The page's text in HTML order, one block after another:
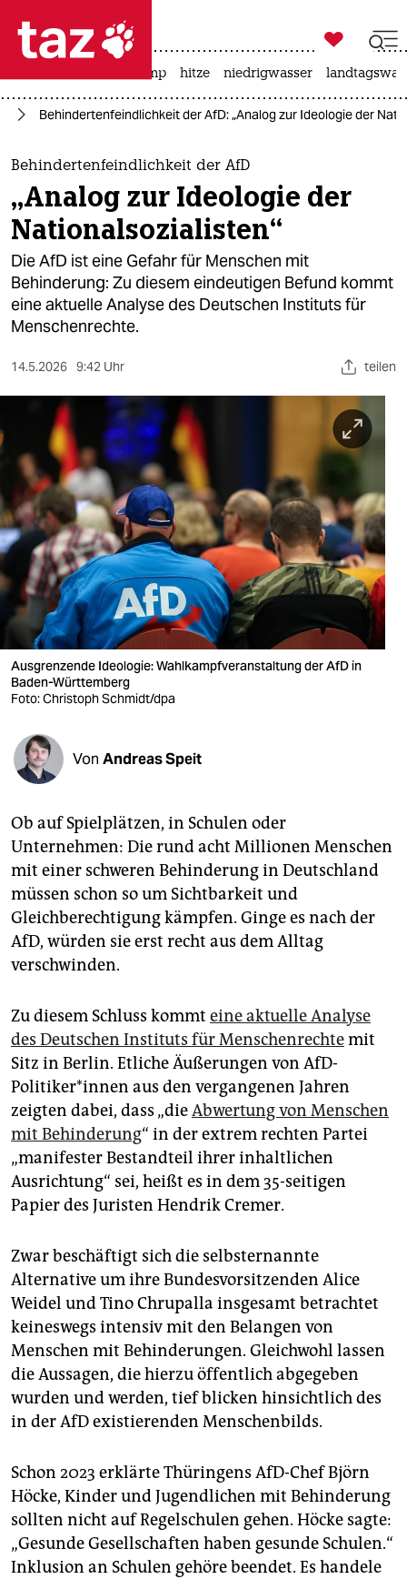
 taz zahl ich
taz zahl ich
themen
politik
öko
gesellschaft
kultur
sport
berlin
nord
wahrheit
verlag
verlag
veranstaltungen
shop
fragen & hilfe
unterstützen
abo
genossenschaft
epaper login

taz zahl ich
usa unter trump hitze niedrigwasser
Behindertenfeindlichkeit der AfD: „Analog zur Ideologie der
Behindertenfeindlichkeit der AfD
„Analog zur Ideologie der
Nationalsozialisten“
Die AfD ist eine Gefahr für Menschen mit
Behinderung: Zu diesem eindeutigen Befund kommt
eine aktuelle Analyse des Deutschen Instituts für
Menschenrechte.
14.5.2026 9:42 Uhr teilen
Ausgrenzende Ideologie: Wahlkampfveranstaltung der AfD in
Baden-Württemberg
Foto: Christoph Schmidt/dpa
Von Andreas Speit
Ob auf Spielplätzen, in Schulen oder
Unternehmen: Die rund acht Millionen Menschen
mit einer schweren Behinderung in Deutschland
müssen schon so um Sichtbarkeit und
Gleichberechtigung kämpfen. Ginge es nach der
AfD, würden sie erst recht aus dem Alltag
verschwinden.
Zu diesem Schluss kommt eine aktuelle Analyse
des Deutschen Instituts für Menschenrechtemit
Sitz in Berlin. Etliche Äußerungen von AfD-
Politiker*innen aus den vergangenen Jahren
zeigten dabei, dass „dieAbwertung von Menschen
mit Behinderung“ in der extrem rechten Partei
„manifester Bestandteil ihrer inhaltlichen
Ausrichtung“ sei, heißt es in dem 35-seitigen
Papier des Juristen Hendrik Cremer.
Zwar beschäftigt sich die selbsternannte
Alternative um ihre Bundesvorsitzenden Alice
Weidel und Tino Chrupalla insgesamt betrachtet
keineswegs intensiv mit den Belangen von
Menschen mit Behinderungen. Gleichwohl lassen
die Aussagen, die hierzu öffentlich abgegeben
wurden und werden, tief blicken hinsichtlich des
in der AfD existierenden Menschenbilds.
Schon 2023 erklärte Thüringens AfD-Chef Björn
Höcke, Kinder und Jugendlichen mit Behinderung
sollten nicht auf Regelschulen gehen. Höcke sagte:
„Gesunde Gesellschaften haben gesunde Schulen.“
Inklusion an Schulen gehöre beendet. Es handele